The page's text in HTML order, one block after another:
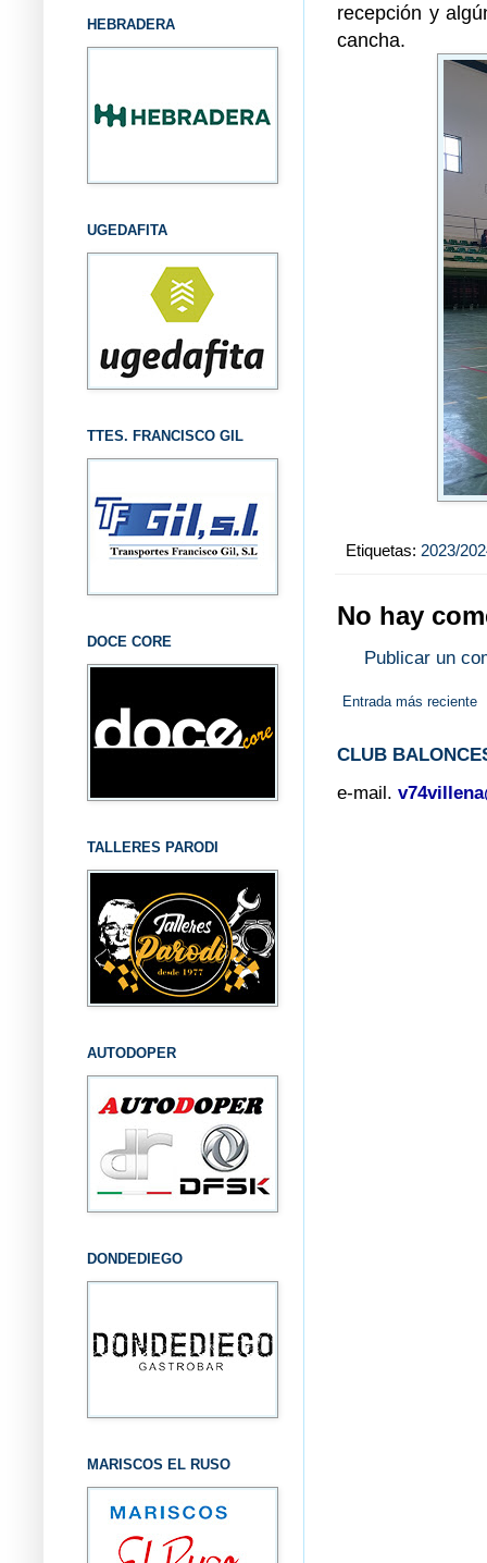
recepción y
cancha.
Etiquetas: 2023/
No hay
Publicar un
Entrada más reciente
CLUB
e-mail.
HEBRADERA
UGEDAFITA
TTES. FRANCISCO GIL
DOCE CORE
TALLERES PARODI
AUTODOPER
DONDEDIEGO
MARISCOS EL RUSO